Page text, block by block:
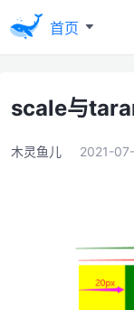
首页
scale与
木灵鱼儿 2021-